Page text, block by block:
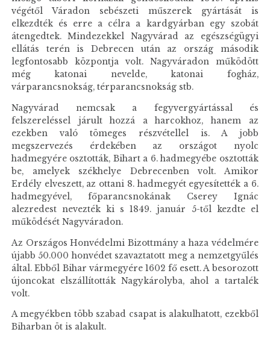
végétől Váradon sebészeti műszerek gyártását is
elkezdték és erre a célra a kardgyárban egy szobát
átengedtek. Mindezekkel Nagyvárad az egészségügyi
ellátás terén is Debrecen után az ország második
legfontosabb központja volt. Nagyváradon működött
még katonai nevelde, katonai fogház,
várparancsnokság, térparancsnokság stb.
Nagyvárad nemcsak a fegyvergyártással és
felszereléssel járult hozzá a harcokhoz, hanem az
ezekben való tömeges részvétellel is. A jobb
megszervezés érdekében az országot nyolc
hadmegyére osztották, Bihart a 6. hadmegyébe osztották
be, amelyek székhelye Debrecenben volt. Amikor
Erdély elveszett, az ottani 8. hadmegyét egyesítették a 6.
hadmegyével, főparancsnokának Cserey Ignác
alezredest nevezték ki s 1849. január 5-től kezdte el
működését Nagyváradon.
Az Országos Honvédelmi Bizottmány a haza védelmére
újabb 50.000 honvédet szavaztatott meg a nemzetgyűlés
által. Ebből Bihar vármegyére 1602 fő esett. A besorozott
újoncokat elszállították Nagykárolyba, ahol a tartalék
volt.
A megyékben több szabad csapat is alakulhatott, ezekből
Biharban öt is alakult.